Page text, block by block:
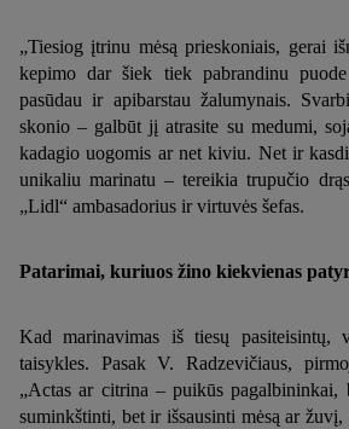
„Tiesiog įtrinu mėsą prieskoniais, gerai
kepimo dar šiek tiek pabrandinu
pasūdau ir apibarstau žalumynais.
skonio – galbūt jį atrasite su medumi,
kadagio uogomis ar net kiviu. Net ir
unikaliu marinatu – tereikia trupučio
„Lidl“ ambasadorius ir virtuvės šefas.
Patarimai, kuriuos žino kiekvienas
Kad marinavimas iš tiesų pasiteisintų,
taisykles. Pasak V. Radzevičiaus,
„Actas ar citrina – puikūs
suminkštinti, bet ir išsausinti mėsą ar